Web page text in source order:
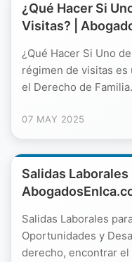
¿Qué Hacer Si
Visitas? |
¿Qué Hacer Si Uno
régimen de visitas es
el Derecho de
07 MAY 2025
Salidas Laborales
Salidas Laborales
Oportunidades y
derecho, encontrar